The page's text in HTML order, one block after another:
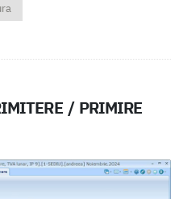
/ PRIMIRE